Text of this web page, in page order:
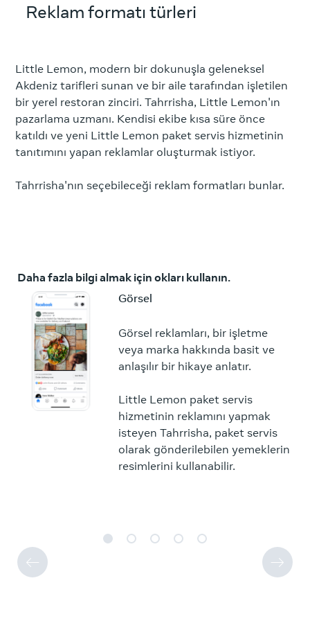
Reklam formatı türleri
Little Lemon, modern bir dokunuşla geleneksel
Akdeniz tarifleri sunan ve bir aile tarafından işletilen
bir yerel restoran zinciri. Tahrrisha, Little Lemon'ın
pazarlama uzmanı. Kendisi ekibe kısa süre önce
katıldı ve yeni Little Lemon paket servis hizmetinin
tanıtımını yapan reklamlar oluşturmak istiyor.
Tahrrisha'nın seçebileceği reklam formatları bunlar.
Daha fazla bilgi almak için okları kullanın.
Görsel
Görsel reklamları, bir işletme
veya marka hakkında basit ve
anlaşılır bir hikaye anlatır.
Little Lemon paket servis
hizmetinin reklamını yapmak
isteyen Tahrrisha, paket servis
olarak gönderilebilen yemeklerin
resimlerini kullanabilir.